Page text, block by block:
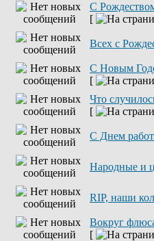
С
[
Всех с
С Новым
[
Что
[
C Днем
Народные и
RIP, наши
Вокруг
[